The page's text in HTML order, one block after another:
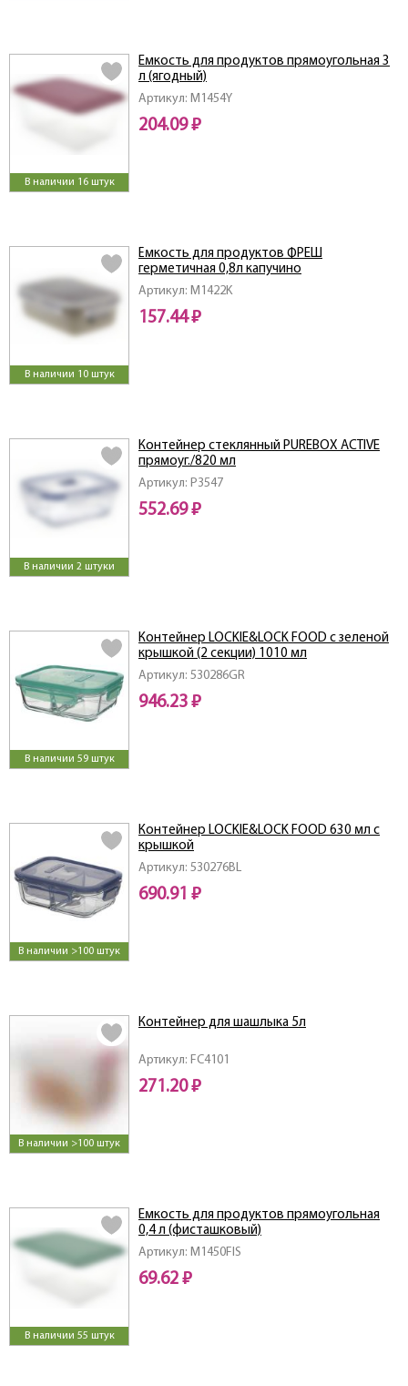
В наличии 16 штук
Артикул: M1454Y
Емкость для продуктов прямоугольная 3
л (ягодный)
204.09 ₽
В наличии 10 штук
Артикул: M1422K
Ёмкость для продуктов ФРЕШ
герметичная 0,8л капучино
157.44 ₽
В наличии 2 штуки
Артикул: P3547
Контейнер стеклянный PUREBOX ACTIVE
прямоуг./820 мл
552.69 ₽
В наличии 59 штук
Артикул: 530286GR
Контейнер LOCKIE&LOCK FOOD с зеленой
крышкой (2 секции) 1010 мл
946.23 ₽
В наличии >100 штук
Артикул: 530276BL
Контейнер LOCKIE&LOCK FOOD 630 мл с
крышкой
690.91 ₽
В наличии >100 штук
Артикул: FC4101
Контейнер для шашлыка 5л
271.20 ₽
В наличии 55 штук
Артикул: M1450FIS
Емкость для продуктов прямоугольная
0,4 л (фисташковый)
69.62 ₽